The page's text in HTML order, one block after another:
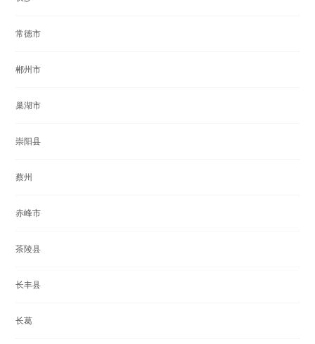
常德市
郴州市
巢湖市
崇阳县
蔡州
赤峰市
茶陵县
长丰县
长葛